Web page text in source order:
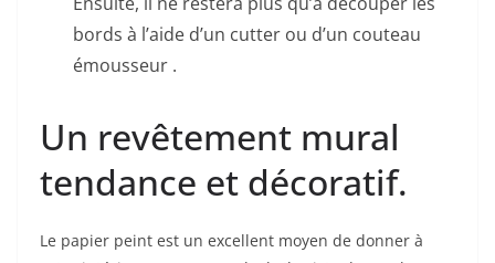
bords à l’aide d’un cutter ou d’un couteau
émousseur .
Un revêtement mural
tendance et décoratif.
Le papier peint est un excellent moyen de donner à